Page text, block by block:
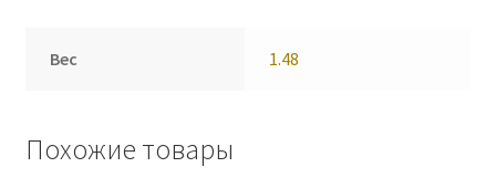
Вес 1.48
Похожие товары